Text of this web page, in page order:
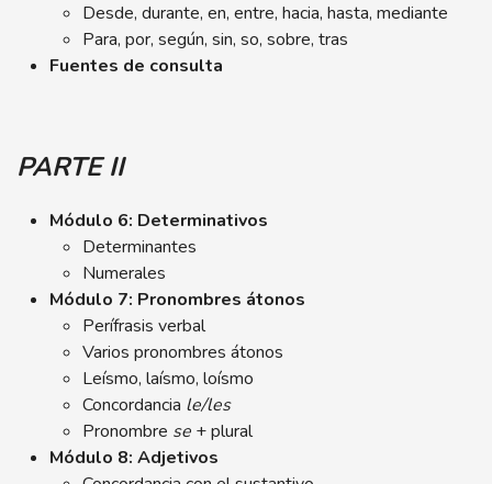
Desde, durante, en, entre, hacia, hasta, mediante
Para, por, según, sin, so, sobre, tras
Fuentes de consulta
PARTE II
Módulo 6: Determinativos
Determinantes
Numerales
Módulo 7: Pronombres átonos
Perífrasis verbal
Varios pronombres átonos
Leísmo, laísmo, loísmo
Concordancia le/les
Pronombre se + plural
Módulo 8: Adjetivos